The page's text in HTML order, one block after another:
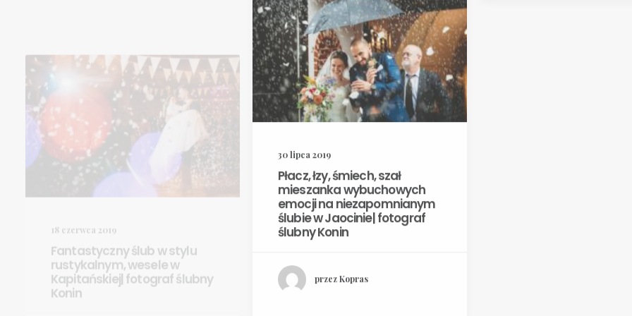
Płacz, łzy, śmiech, szał
mieszanka wybuchowych
emocji na niezapomnianym
ślubie w Jaocinie| fotograf
ślubny Konin
Fantastyczny ślub w stylu
Konin
przez Kopras